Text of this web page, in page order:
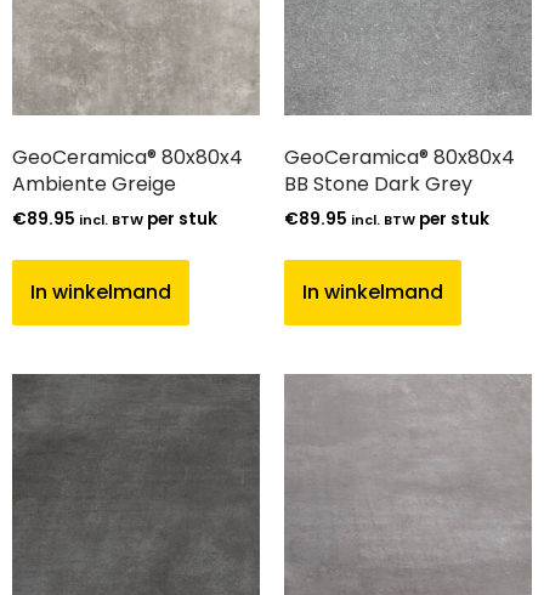
GeoCeramica® 80x80x4
Ambiente Greige
€89.95 incl. BTW per stuk
In winkelmand
GeoCeramica® 80x80x4
BB Stone Dark Grey
€89.95 incl. BTW per stuk
In winkelmand